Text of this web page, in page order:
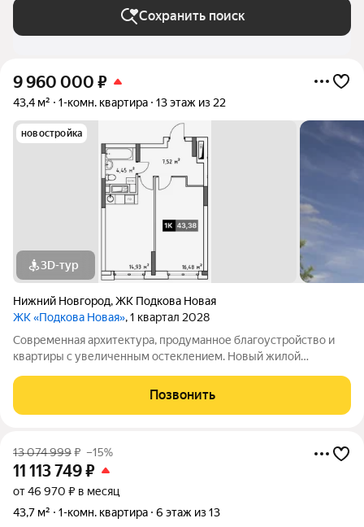
Сохранить поиск
9 960 000 ₽
43,4 м² 1-комн. квартира 13 этаж из 22
новостройка
3D-тур
Нижний Новгород,ЖК Подкова Новая
ЖК «Подкова Новая», 1 квартал 2028
Современная архитектура, продуманное благоустройство и
квартиры с увеличенным остеклением. Новый жилой
минутах езды от центра и всего в паре шагов от магазинов и
кафе.Премьерный дом «Подкова
Позвонить
13 074 999₽ –15%
11 113 749₽
от 46 970 ₽ в месяц
43,7 м²
1-комн. квартира 6 этаж из 13